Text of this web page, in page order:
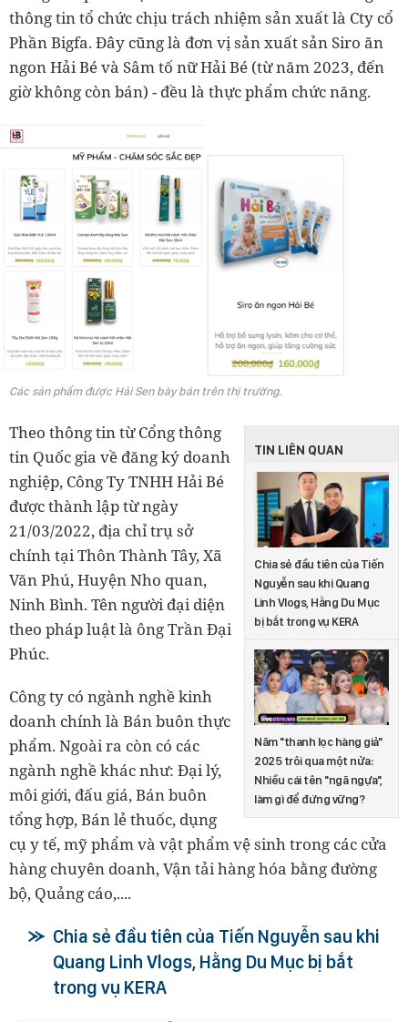
thông tin tổ chức chịu trách nhiệm sản xuất là Cty cổ
Phần Bigfa. Đây cũng là đơn vị sản xuất sản Siro ăn
ngon Hải Bé và Sâm tố nữ Hải Bé (từ năm 2023, đến
giờ không còn bán) - đều là thực phẩm chức năng.
Các sản phẩm được Hải Sen bày bán trên thị trường.
TIN LIÊN QUAN
Chia sẻ đầu tiên của Tiến
Nguyễn sau khi Quang
Linh Vlogs, Hằng Du Mục
bị bắt trong vụ KERA
Năm "thanh lọc hàng giả"
2025 trôi qua một nửa:
Nhiều cái tên "ngã ngựa",
làm gì để đứng vững?
Theo thông tin từ Cổng thông
tin Quốc gia về đăng ký doanh
nghiệp, Công Ty TNHH Hải Bé
được thành lập từ ngày
21/03/2022, địa chỉ trụ sở
chính tại Thôn Thành Tây, Xã
Văn Phú, Huyện Nho quan,
Ninh Bình. Tên người đại diện
theo pháp luật là ông Trần Đại
Phúc.
Công ty có ngành nghề kinh
doanh chính là Bán buôn thực
phẩm. Ngoài ra còn có các
ngành nghề khác như: Đại lý,
môi giới, đấu giá, Bán buôn
tổng hợp, Bán lẻ thuốc, dụng
cụ y tế, mỹ phẩm và vật phẩm vệ sinh trong các cửa
hàng chuyên doanh, Vận tải hàng hóa bằng đường
bộ, Quảng cáo,....
Chia sẻ đầu tiên của Tiến Nguyễn sau khi
Quang Linh Vlogs, Hằng Du Mục bị bắt
trong vụ KERA